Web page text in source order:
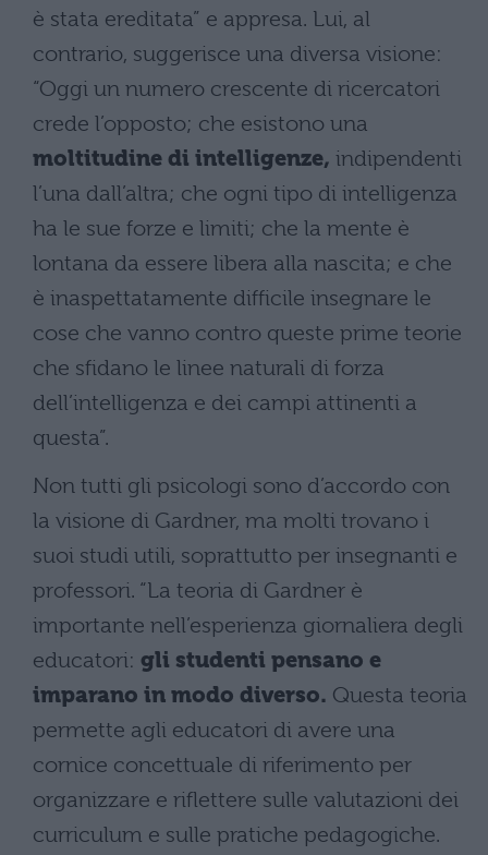
è stata ereditata” e appresa. Lui, al
contrario, suggerisce una diversa visione:
“Oggi un numero crescente di ricercatori
crede l’opposto; che esistono una
moltitudine di intelligenze, indipendenti
l’una dall’altra; che ogni tipo di intelligenza
ha le sue forze e limiti; che la mente è
lontana da essere libera alla nascita; e che
è inaspettatamente difficile insegnare le
cose che vanno contro queste prime teorie
che sfidano le linee naturali di forza
dell’intelligenza e dei campi attinenti a
questa”.
Non tutti gli psicologi sono d’accordo con
la visione di Gardner, ma molti trovano i
suoi studi utili, soprattutto per insegnanti e
professori. “La teoria di Gardner è
importante nell’esperienza giornaliera degli
educatori: gli studenti pensano e
imparano in modo diverso. Questa teoria
permette agli educatori di avere una
cornice concettuale di riferimento per
organizzare e riflettere sulle valutazioni dei
curriculum e sulle pratiche pedagogiche.